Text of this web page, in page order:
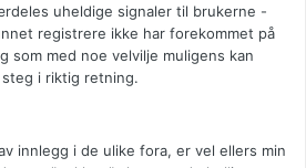
uheldige signaler til brukerne -
registrere ikke har forekommet på
som med noe velvilje muligens kan
i riktig retning.
innlegg i de ulike fora, er vel ellers min